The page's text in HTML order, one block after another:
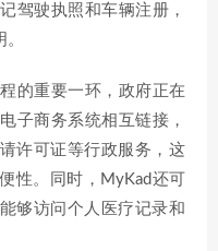
驾驶执照和车辆注册，
的重要一环，政府正在
子商务系统相互链接，
许可证等行政服务，这
性。同时，MyKad还可
够访问个人医疗记录和